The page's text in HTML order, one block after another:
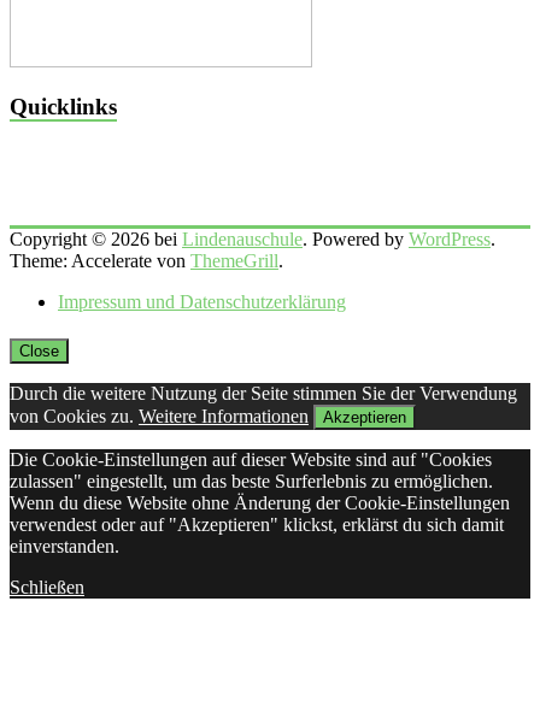
Quicklinks
Copyright © 2026 bei Lindenauschule. Powered by WordPress.
Theme: Accelerate von ThemeGrill.
Impressum und Datenschutzerklärung
Close
Durch die weitere Nutzung der Seite stimmen Sie der Verwendung
von Cookies zu. Weitere Informationen Akzeptieren
Die Cookie-Einstellungen auf dieser Website sind auf "Cookies
zulassen" eingestellt, um das beste Surferlebnis zu ermöglichen.
Wenn du diese Website ohne Änderung der Cookie-Einstellungen
verwendest oder auf "Akzeptieren" klickst, erklärst du sich damit
einverstanden.
Schließen